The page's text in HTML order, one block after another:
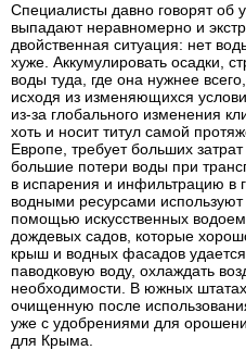
Специалисты давно говорят об
выпадают неравномерно и
двойственная ситуация: нет
хуже. Аккумулировать осадки,
воды туда, где она нужнее
исходя из изменяющихся
из-за глобального изменения
хоть и носит титул самой
Европе, требует больших
большие потери воды при
в испарения и инфильтрацию в
водными ресурсами используют
помощью искусственных
дождевых садов, которые
крыш и водных фасадов
паводковую воду, охлаждать
необходимости. В южных
очищенную после
уже с удобрениями для
для Крыма.